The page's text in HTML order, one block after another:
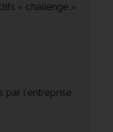
« challenge »
par l’entreprise